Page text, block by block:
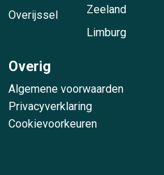
Overijssel
Zeeland
Limburg
Overig
Algemene voorwaarden
Privacyverklaring
Cookievoorkeuren